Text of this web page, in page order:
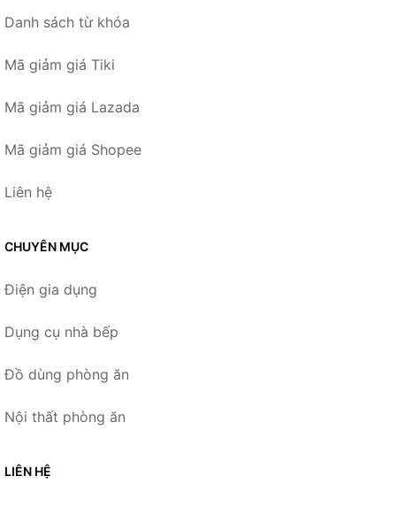
Danh sách từ khóa
Mã giảm giá Tiki
Mã giảm giá Lazada
Mã giảm giá Shopee
Liên hệ
CHUYÊN MỤC
Điện gia dụng
Dụng cụ nhà bếp
Đồ dùng phòng ăn
Nội thất phòng ăn
LIÊN HỆ